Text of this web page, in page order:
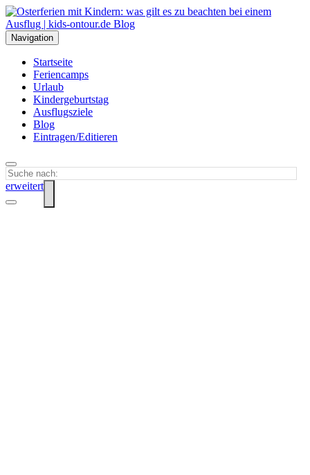
Navigation
Startseite
Feriencamps
Urlaub
Kindergeburtstag
Ausflugsziele
Blog
Eintragen/Editieren
erweitert